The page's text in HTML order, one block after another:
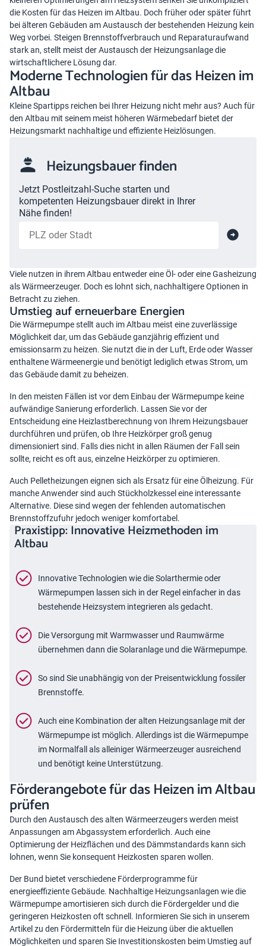
die Kosten für das Heizen im Altbau. Doch früher oder später führt
bei älteren Gebäuden am Austausch der bestehenden Heizung kein
Weg vorbei. Steigen Brennstoffverbrauch und Reparaturaufwand
stark an, stellt meist der Austausch der Heizungsanlage die
wirtschaftlichere Lösung dar.
Moderne Technologien für das Heizen im
Altbau
Kleine Spartipps reichen bei Ihrer Heizung nicht mehr aus? Auch für
den Altbau mit seinem meist höheren Wärmebedarf bietet der
Heizungsmarkt nachhaltige und effiziente Heizlösungen.
Heizungsbauer finden
Jetzt Postleitzahl-Suche starten und
kompetenten Heizungsbauer direkt in Ihrer
Nähe finden!
Viele nutzen in ihrem Altbau entweder eine Öl- oder eine Gasheizung
als Wärmeerzeuger. Doch es lohnt sich, nachhaltigere Optionen in
Betracht zu ziehen.
Umstieg auf erneuerbare Energien
Die Wärmepumpe stellt auch im Altbau meist eine zuverlässige
Möglichkeit dar, um das Gebäude ganzjährig effizient und
emissionsarm zu heizen. Sie nutzt die in der Luft, Erde oder Wasser
enthaltene Wärmeenergie und benötigt lediglich etwas Strom, um
das Gebäude damit zu beheizen.
In den meisten Fällen ist vor dem Einbau der Wärmepumpe keine
aufwändige Sanierung erforderlich. Lassen Sie vor der
Entscheidung eine Heizlastberechnung von Ihrem Heizungsbauer
durchführen und prüfen, ob Ihre Heizkörper groß genug
dimensioniert sind. Falls dies nicht in allen Räumen der Fall sein
sollte, reicht es oft aus, einzelne Heizkörper zu optimieren.
Auch Pelletheizungen eignen sich als Ersatz für eine Ölheizung. Für
manche Anwender sind auch Stückholzkessel eine interessante
Alternative. Diese sind wegen der fehlenden automatischen
Brennstoffzufuhr jedoch weniger komfortabel.
Praxistipp: Innovative Heizmethoden im
Altbau
Innovative Technologien wie die Solarthermie oder
Wärmepumpen lassen sich in der Regel einfacher in das
bestehende Heizsystem integrieren als gedacht.
Die Versorgung mit Warmwasser und Raumwärme
übernehmen dann die Solaranlage und die Wärmepumpe.
So sind Sie unabhängig von der Preisentwicklung fossiler
Brennstoffe.
Auch eine Kombination der alten Heizungsanlage mit der
Wärmepumpe ist möglich. Allerdings ist die Wärmepumpe
im Normalfall als alleiniger Wärmeerzeuger ausreichend
und benötigt keine Unterstützung.
Förderangebote für das Heizen im Altbau
prüfen
Durch den Austausch des alten Wärmeerzeugers werden meist
Anpassungen am Abgassystem erforderlich. Auch eine
Optimierung der Heizflächen und des Dämmstandards kann sich
lohnen, wenn Sie konsequent Heizkosten sparen wollen.
Der Bund bietet verschiedene Förderprogramme für
energieeffiziente Gebäude. Nachhaltige Heizungsanlagen wie die
Wärmepumpe amortisieren sich durch die Fördergelder und die
geringeren Heizkosten oft schnell. Informieren Sie sich in unserem
Artikel zu den Fördermitteln für die Heizung über die aktuellen
Möglichkeiten und sparen Sie Investitionskosten beim Umstieg auf